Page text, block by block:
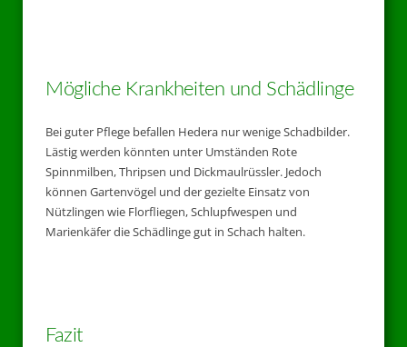
Mögliche Krankheiten und Schädlinge
Bei guter Pflege befallen Hedera nur wenige Schadbilder.
Lästig werden könnten unter Umständen Rote
Spinnmilben, Thripsen und Dickmaulrüssler. Jedoch
können Gartenvögel und der gezielte Einsatz von
Nützlingen wie Florfliegen, Schlupfwespen und
Marienkäfer die Schädlinge gut in Schach halten.
Fazit